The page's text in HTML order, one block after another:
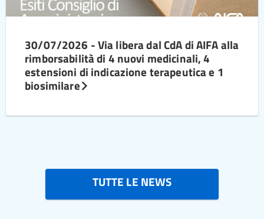
30/07/2026 - Via libera dal CdA di AIFA alla
rimborsabilità di 4 nuovi medicinali, 4
estensioni di indicazione terapeutica e 1
biosimilare
TUTTE LE NEWS